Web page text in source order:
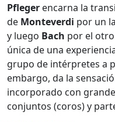
Pfleger encarna la
de Monteverdi por un
y luego Bach por el
única de una
grupo de intérpretes a
embargo, da la
incorporado con
conjuntos (coros) y